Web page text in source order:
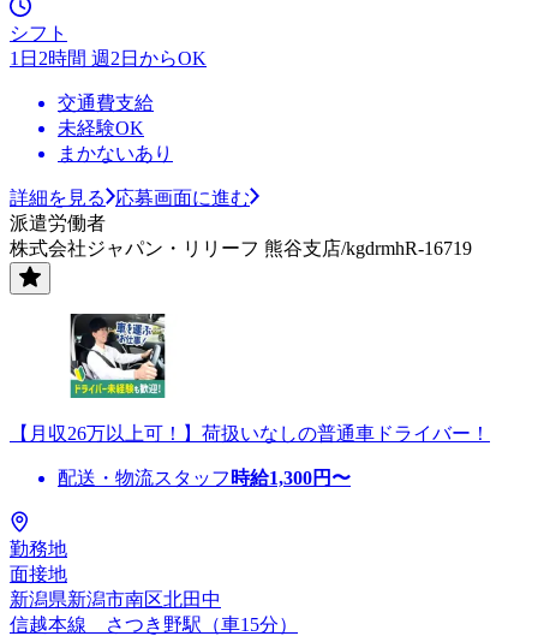
シフト
1日2時間 週2日からOK
交通費支給
未経験OK
まかないあり
詳細を見る
応募画面に進む
派遣労働者
株式会社ジャパン・リリーフ 熊谷支店/kgdrmhR-16719
【月収26万以上可！】荷扱いなしの普通車ドライバー！
配送・物流スタッフ 時給1,300円〜
勤務地
面接地
新潟県新潟市南区北田中
信越本線 さつき野駅（車15分）